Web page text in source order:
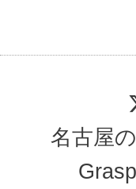
名古屋